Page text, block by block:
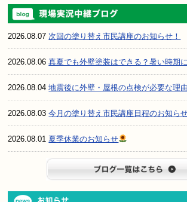
2026.08.07次回の塗り替え市民講座のお知らせ！
2026.08.06真夏でも外壁塗装はできる？暑い時期
2026.08.04地震後に外壁・屋根の点検が必要な理由
2026.08.03今月の塗り替え市民講座日程のお知ら
2026.08.01 夏季休業のお知らせ